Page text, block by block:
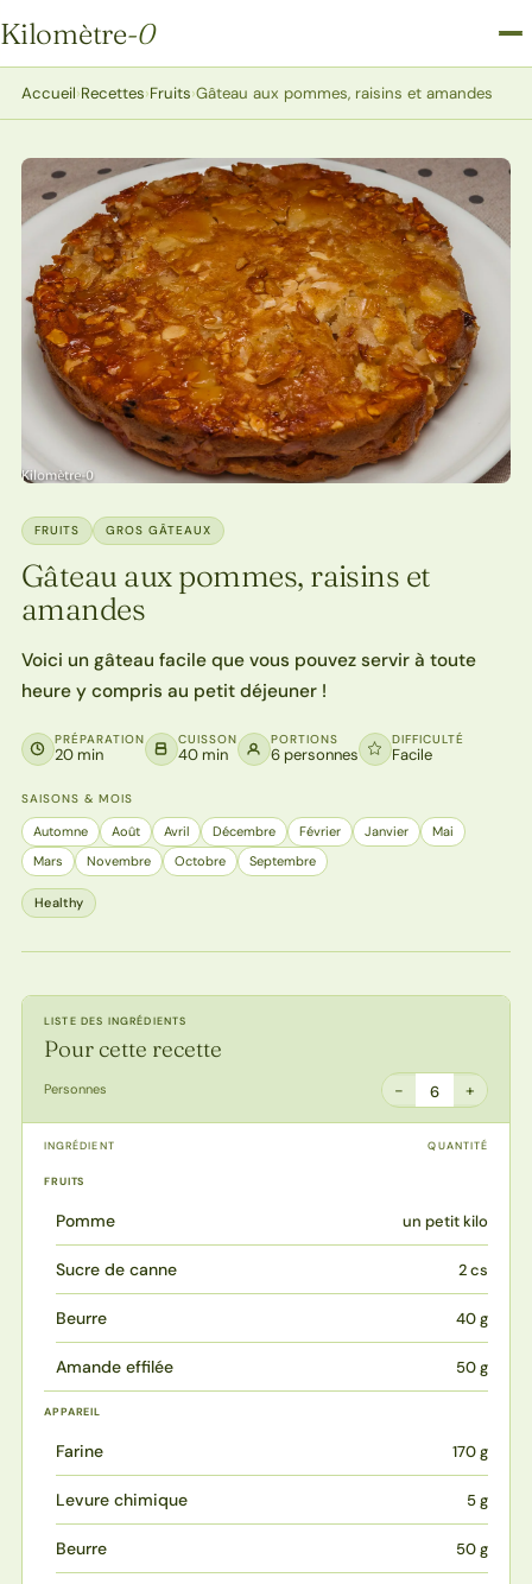
Kilomètre-0
Kilomètre-0
Accueil›Recettes›Fruits›Gâteau aux pommes, raisins et amandes
FRUITS GROS GÂTEAUX
Gâteau aux pommes, raisins et
amandes
Voici un gâteau facile que vous pouvez servir à toute
heure y compris au petit déjeuner !
PRÉPARATION
20 min
CUISSON
40 min
PORTIONS
6 personnes
DIFFICULTÉ
Facile
SAISONS & MOIS
Automne Août Avril Décembre Février Janvier
Mai
Mars
Novembre Octobre Septembre
Healthy
LISTE DES INGRÉDIENTS
Pour cette recette
Personnes − 6 +
INGRÉDIENT QUANTITÉ
FRUITS
Pomme un petit kilo
Sucre de canne 2 cs
Beurre 40 g
Amande effilée 50 g
APPAREIL
Farine 170 g
Levure chimique 5 g
Beurre 50 g